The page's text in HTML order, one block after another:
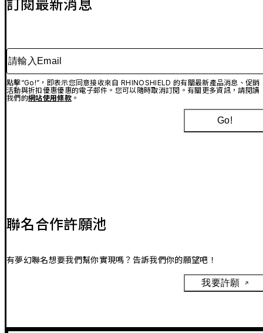
訂閱最新消息
請輸入Email
點擊“Go!”，即表示您同意接收來自 RHINOSHIELD 的有關最新產品消息、促銷
活動與折扣優惠優惠的電子郵件。您可以隨時取消訂閱。有關更多資訊，請閱讀
我們的網站使用條款。
Go!
聯名合作許願池
有夢幻聯名想要我們幫你實現嗎？告訴我們你的願望吧！
我要許願